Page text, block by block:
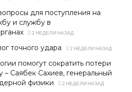
для поступления на
и службу в
2 НЕДЕЛИ НАЗАД
точного удара 2 НЕДЕЛИ НАЗАД
помогут сократить потери
– Саябек Сахиев, генеральный
физики
2 НЕДЕЛИ НАЗАД